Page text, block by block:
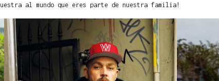
al mundo que eres parte de nuestra familia!